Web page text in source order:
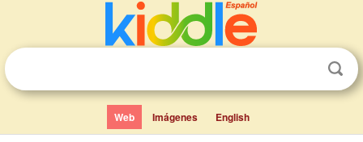
Web Imágenes English